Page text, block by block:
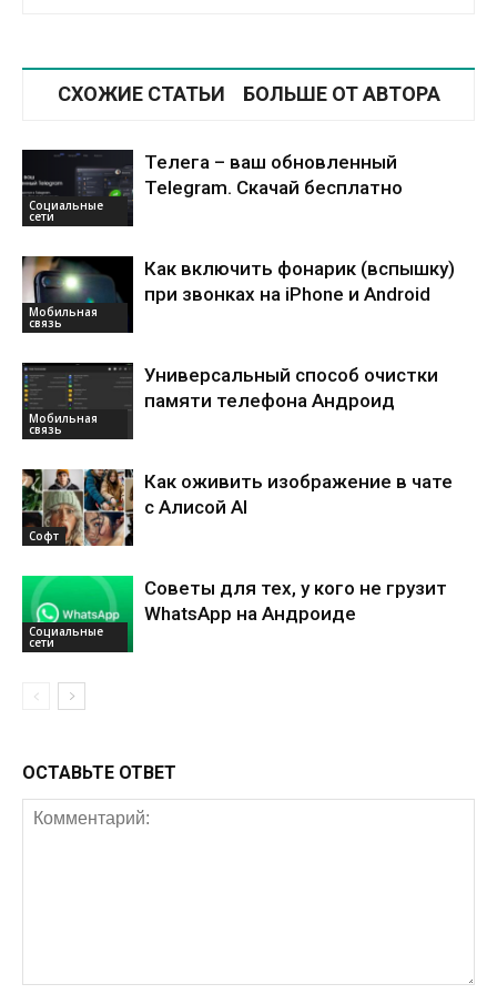
СХОЖИЕ СТАТЬИ БОЛЬШЕ ОТ АВТОРА
Социальные
сети
Телега – ваш обновленный
Telegram. Скачай бесплатно
Мобильная
связь
Как включить фонарик (вспышку)
при звонках на iPhone и Android
Мобильная
связь
Универсальный способ очистки
памяти телефона Андроид
Софт
Как оживить изображение в чате
с Алисой AI
Социальные
сети
Советы для тех, у кого не грузит
WhatsApp на Андроиде
ОСТАВЬТЕ ОТВЕТ